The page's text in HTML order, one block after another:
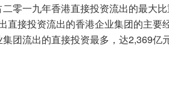
一九年香港直接投资流出的最大比
直接投资流出的香港企业集团的主要
团流出的直接投资最多，达2,369亿元